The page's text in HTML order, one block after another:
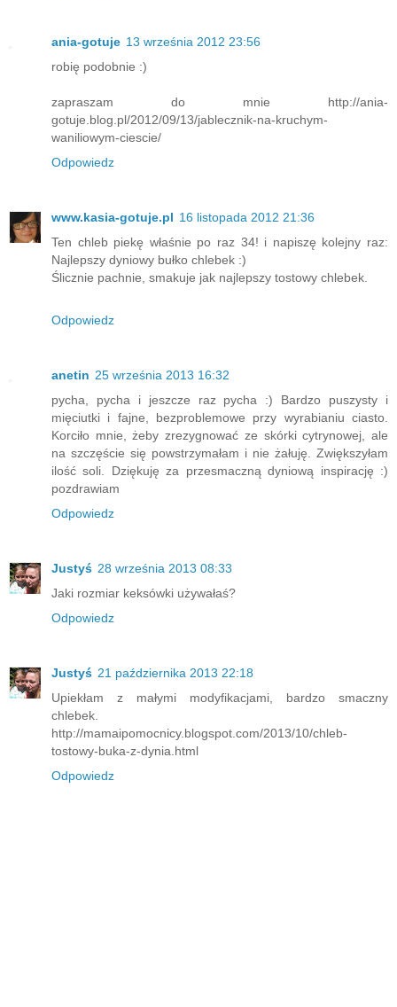
ania-gotuje 13 września 2012 23:56
robię podobnie :)
zapraszam do mnie http://ania-
gotuje.blog.pl/2012/09/13/jablecznik-na-kruchym-
waniliowym-ciescie/
Odpowiedz
www.kasia-gotuje.pl 16 listopada 2012 21:36
Ten chleb piekę właśnie po raz 34! i napiszę kolejny raz:
Najlepszy dyniowy bułko chlebek :)
Ślicznie pachnie, smakuje jak najlepszy tostowy chlebek.
Odpowiedz
anetin 25 września 2013 16:32
pycha, pycha i jeszcze raz pycha :) Bardzo puszysty i
mięciutki i fajne, bezproblemowe przy wyrabianiu ciasto.
Korciło mnie, żeby zrezygnować ze skórki cytrynowej, ale
na szczęście się powstrzymałam i nie żałuję. Zwiększyłam
ilość soli. Dziękuję za przesmaczną dyniową inspirację :)
pozdrawiam
Odpowiedz
Justyś 28 września 2013 08:33
Jaki rozmiar keksówki używałaś?
Odpowiedz
Justyś 21 października 2013 22:18
Upiekłam z małymi modyfikacjami, bardzo smaczny
chlebek.
http://mamaipomocnicy.blogspot.com/2013/10/chleb-
tostowy-buka-z-dynia.html
Odpowiedz